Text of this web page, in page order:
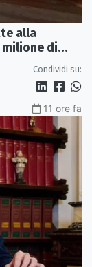
alla
di
Condividi su:
11 ore fa